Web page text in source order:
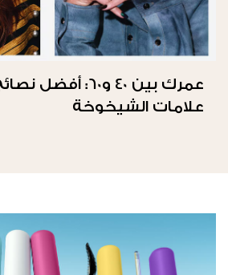
عمرك بين 40 و60:
علامات الشيخوخة